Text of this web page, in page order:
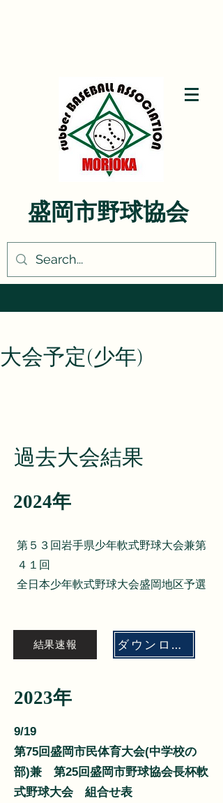
盛岡市野球協会
大会予定(少年)
過去​大会結果
​2024年
第５３回岩手県少年軟式野球大会兼第
４１回
全日本少年軟式野球大会盛岡地区予選
結果速報 ダウンロード
​2023年
9/19
​第75回盛岡市民体育大会(中学校の
部)兼 第25回盛岡市野球協会長杯軟
式野球大会 組合せ表